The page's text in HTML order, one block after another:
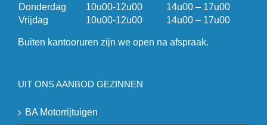
Donderdag
10u00-12u00
14u00 – 17u00
Vrijdag
10u00-12u00 14u00 – 17u00
Buiten kantooruren zijn we open na afspraak.
UIT ONS AANBOD GEZINNEN
BA Motorrijtuigen